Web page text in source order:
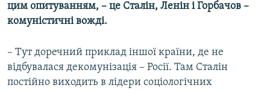
цим опитуванням, – це Сталін, Ленін і Горбачов –
комуністичні вожді.
– Тут доречний приклад іншої країни, де не
відбувалася декомунізація – Росії. Там Сталін
постійно виходить в лідери соціологічних